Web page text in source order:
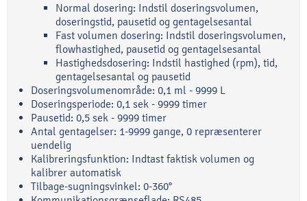
Normal dosering: Indstil doseringsvolumen,
doseringstid, pausetid og gentagelsesantal
Fast volumen dosering: Indstil doseringsvolumen,
flowhastighed, pausetid og gentagelsesantal
Hastighedsdosering: Indstil hastighed (rpm), tid,
gentagelsesantal og pausetid
Doseringsvolumenområde: 0,1 ml - 9999 L
Doseringsperiode: 0,1 sek - 9999 timer
Pausetid: 0,5 sek - 9999 timer
Antal gentagelser: 1-9999 gange, 0 repræsenterer
uendelig
Kalibreringsfunktion: Indtast faktisk volumen og
kalibrer automatisk
Tilbage-sugningsvinkel: 0-360°